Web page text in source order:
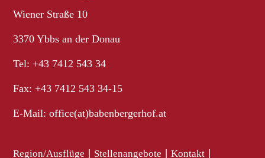
Wiener Straße 10
3370 Ybbs an der Donau
Tel: +43 7412 543 34
Fax: +43 7412 543 34-15
E-Mail:office(at)babenbergerhof.at
Region/Ausflüge Stellenangebote Kontakt